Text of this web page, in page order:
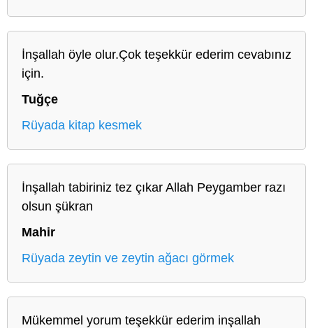
İnşallah öyle olur.Çok teşekkür ederim cevabınız
için.
Tuğçe
Rüyada kitap kesmek
İnşallah tabiriniz tez çıkar Allah Peygamber razı
olsun şükran
Mahir
Rüyada zeytin ve zeytin ağacı görmek
Mükemmel yorum teşekkür ederim inşallah